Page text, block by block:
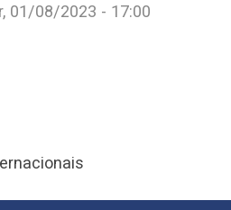
01/08/2023 - 17:00